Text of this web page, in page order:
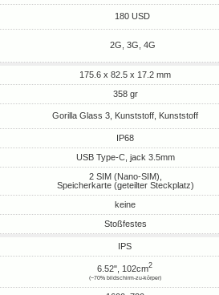
180 USD
2G, 3G, 4G
175.6 x 82.5 x 17.2 mm
358 gr
Gorilla Glass 3, Kunststoff, Kunststoff
IP68
USB Type-C, jack 3.5mm
2 SIM (Nano-SIM),
Speicherkarte (geteilter Steckplatz)
keine
Stoßfestes
IPS
6.52", 102cm2
(~70% bildschirm-zu-körper)